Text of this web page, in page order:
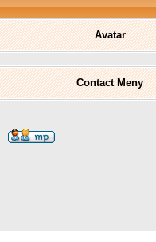
Avatar
Contact Meny